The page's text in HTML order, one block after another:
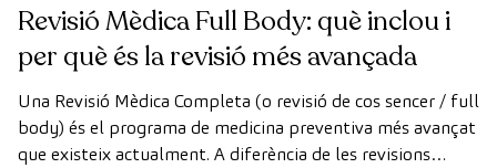
Revisió Mèdica Full Body: què inclou i
per què és la revisió més avançada
Una Revisió Mèdica Completa (o revisió de cos sencer / full
body) és el programa de medicina preventiva més avançat
que existeix actualment. A diferència de les revisions